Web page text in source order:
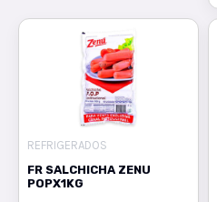
REFRIGERADOS
FR SALCHICHA ZENU
POPX1KG